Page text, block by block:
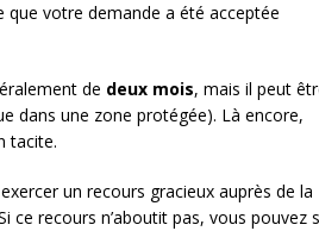
que votre demande a été acceptée
de deux mois, mais il peut
dans une zone protégée). Là encore,
tacite.
un recours gracieux auprès de la
ce recours n’aboutit pas, vous pouvez